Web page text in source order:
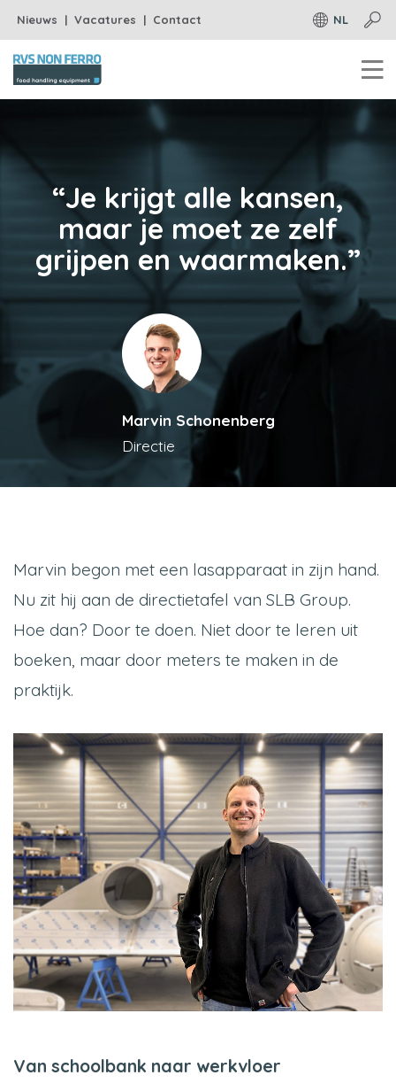
Skip
to
main
content
T
o
p
m
n
Nieuws Vacatures Contact NL
“Je krijgt alle kansen,
maar je moet ze zelf
grijpen en waarmaken.”
Marvin Schonenberg
Directie
Marvin begon met een lasapparaat in zijn hand.
Nu zit hij aan de directietafel van SLB Group.
Hoe dan? Door te doen. Niet door te leren uit
boeken, maar door meters te maken in de
praktijk.
Van schoolbank naar werkvloer